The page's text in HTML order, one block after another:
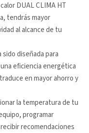
DUAL CLIMA HT
tendrás mayor
al alcance de tu
sido diseñada para
eficiencia energética
en mayor ahorro y
la temperatura de tu
programar
recomendaciones